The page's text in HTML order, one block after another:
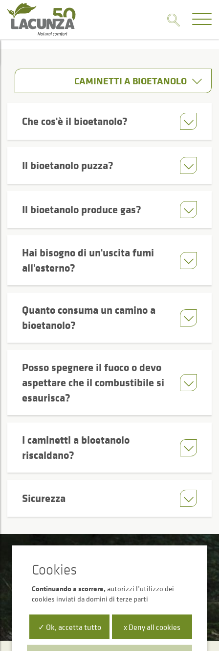
CAMINETTI A BIOETANOLO
Che cos'è il bioetanolo?
Il bioetanolo puzza?
Il bioetanolo produce gas?
Hai bisogno di un'uscita fumi
all'esterno?
Quanto consuma un camino a
bioetanolo?
Posso spegnere il fuoco o devo
aspettare che il combustibile si
esaurisca?
I caminetti a bioetanolo
riscaldano?
Sicurezza
Siamo qui per aiutarti
Hai qualche dubbio e hai bisogno di consulenza
tecnica o assistenza?
SCRIVICI
Continuando a scorrere, autorizzi l’utilizzo dei
cookies inviati da domini di terze parti
✓ Ok, accetta tutto x Deny all cookies